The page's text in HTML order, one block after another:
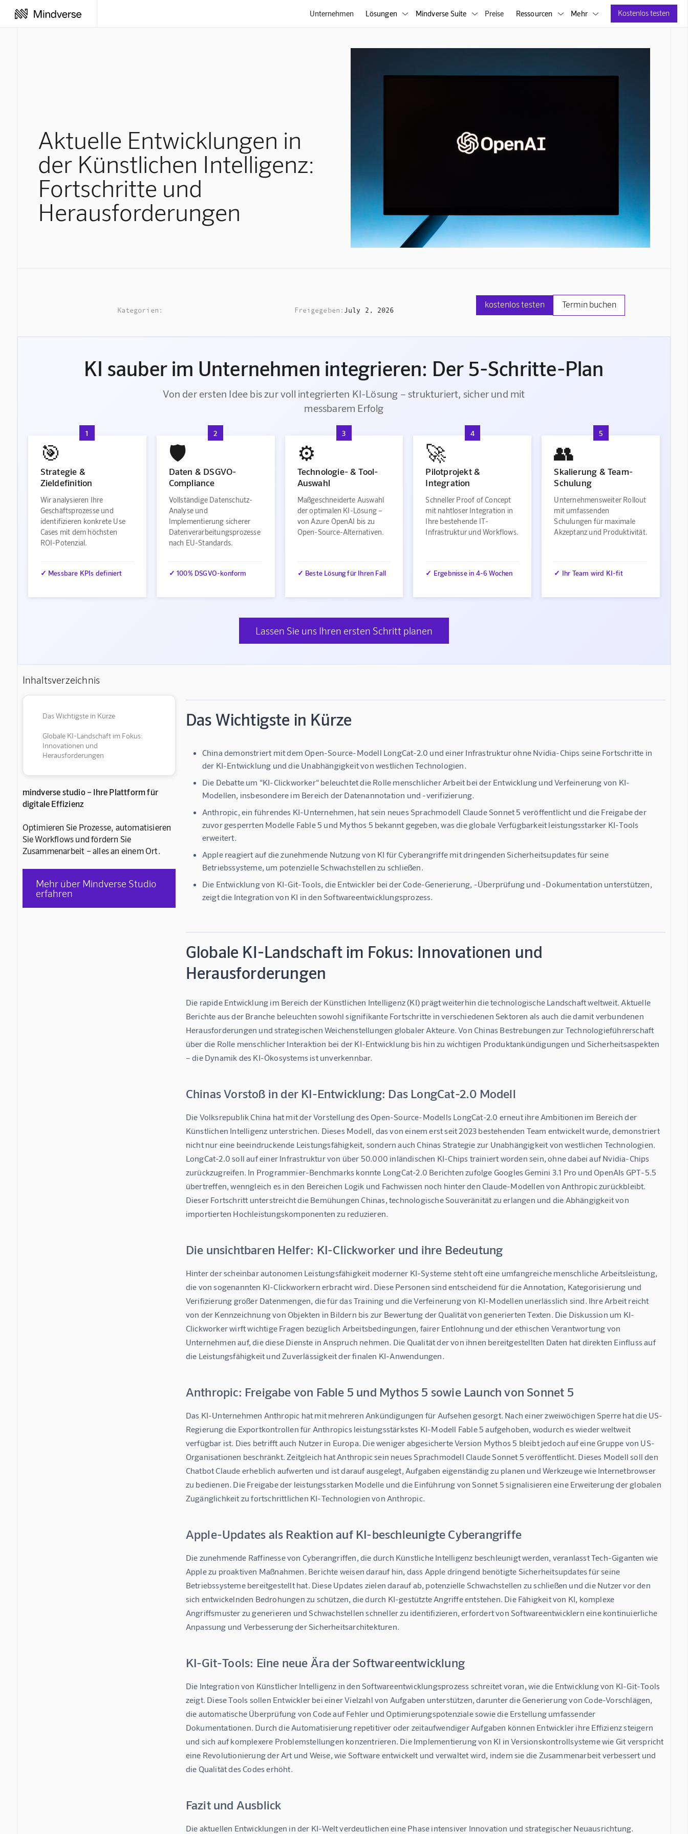
Unternehmen Lösungen  Mindverse Suite  Preise Ressourcen  Mehr  Kostenlos testen
Aktuelle Entwicklungen in
der Künstlichen Intelligenz:
Fortschritte und
Herausforderungen
Kategorien: Freigegeben: July 2, 2026
kostenlos testen Termin buchen
KI sauber im Unternehmen integrieren: Der 5-Schritte-Plan
Von der ersten Idee bis zur voll integrierten KI-Lösung – strukturiert, sicher und mit
messbarem Erfolg
1
🎯
Strategie &
Zieldefinition
Wir analysieren Ihre
Geschäftsprozesse und
identifizieren konkrete Use
Cases mit dem höchsten
ROI-Potenzial.
✓ Messbare KPIs definiert
2
🛡️
Daten & DSGVO-
Compliance
Vollständige Datenschutz-
Analyse und
Implementierung sicherer
Datenverarbeitungsprozesse
nach EU-Standards.
✓ 100% DSGVO-konform
3
⚙️
Technologie- & Tool-
Auswahl
Maßgeschneiderte Auswahl
der optimalen KI-Lösung –
von Azure OpenAI bis zu
Open-Source-Alternativen.
✓ Beste Lösung für Ihren Fall
4
🚀
Pilotprojekt &
Integration
Schneller Proof of Concept
mit nahtloser Integration in
Ihre bestehende IT-
Infrastruktur und Workflows.
✓ Ergebnisse in 4-6 Wochen
5
👥
Skalierung & Team-
Schulung
Unternehmensweiter Rollout
mit umfassenden
Schulungen für maximale
Akzeptanz und Produktivität.
✓ Ihr Team wird KI-fit
Lassen Sie uns Ihren ersten Schritt planen
Inhaltsverzeichnis
Das Wichtigste in Kürze
Globale KI-Landschaft im Fokus:
Innovationen und
Herausforderungen
mindverse studio – Ihre Plattform für
digitale Effizienz
Optimieren Sie Prozesse, automatisieren
Sie Workflows und fördern Sie
Zusammenarbeit – alles an einem Ort.
Mehr über Mindverse Studio
erfahren
Das Wichtigste in Kürze
China demonstriert mit dem Open-Source-Modell LongCat-2.0 und einer Infrastruktur ohne Nvidia-Chips seine Fortschritte in
der KI-Entwicklung und die Unabhängigkeit von westlichen Technologien.
Die Debatte um "KI-Clickworker" beleuchtet die Rolle menschlicher Arbeit bei der Entwicklung und Verfeinerung von KI-
Modellen, insbesondere im Bereich der Datenannotation und -verifizierung.
Anthropic, ein führendes KI-Unternehmen, hat sein neues Sprachmodell Claude Sonnet 5 veröffentlicht und die Freigabe der
zuvor gesperrten Modelle Fable 5 und Mythos 5 bekannt gegeben, was die globale Verfügbarkeit leistungsstarker KI-Tools
erweitert.
Apple reagiert auf die zunehmende Nutzung von KI für Cyberangriffe mit dringenden Sicherheitsupdates für seine
Betriebssysteme, um potenzielle Schwachstellen zu schließen.
Die Entwicklung von KI-Git-Tools, die Entwickler bei der Code-Generierung, -Überprüfung und -Dokumentation unterstützen,
zeigt die Integration von KI in den Softwareentwicklungsprozess.
Globale KI-Landschaft im Fokus: Innovationen und
Herausforderungen
Die rapide Entwicklung im Bereich der Künstlichen Intelligenz (KI) prägt weiterhin die technologische Landschaft weltweit. Aktuelle
Berichte aus der Branche beleuchten sowohl signifikante Fortschritte in verschiedenen Sektoren als auch die damit verbundenen
Herausforderungen und strategischen Weichenstellungen globaler Akteure. Von Chinas Bestrebungen zur Technologieführerschaft
über die Rolle menschlicher Interaktion bei der KI-Entwicklung bis hin zu wichtigen Produktankündigungen und Sicherheitsaspekten
– die Dynamik des KI-Ökosystems ist unverkennbar.
Chinas Vorstoß in der KI-Entwicklung: Das LongCat-2.0 Modell
Die Volksrepublik China hat mit der Vorstellung des Open-Source-Modells LongCat-2.0 erneut ihre Ambitionen im Bereich der
Künstlichen Intelligenz unterstrichen. Dieses Modell, das von einem erst seit 2023 bestehenden Team entwickelt wurde, demonstriert
nicht nur eine beeindruckende Leistungsfähigkeit, sondern auch Chinas Strategie zur Unabhängigkeit von westlichen Technologien.
LongCat-2.0 soll auf einer Infrastruktur von über 50.000 inländischen KI-Chips trainiert worden sein, ohne dabei auf Nvidia-Chips
zurückzugreifen. In Programmier-Benchmarks konnte LongCat-2.0 Berichten zufolge Googles Gemini 3.1 Pro und OpenAIs GPT-5.5
übertreffen, wenngleich es in den Bereichen Logik und Fachwissen noch hinter den Claude-Modellen von Anthropic zurückbleibt.
Dieser Fortschritt unterstreicht die Bemühungen Chinas, technologische Souveränität zu erlangen und die Abhängigkeit von
importierten Hochleistungskomponenten zu reduzieren.
Die unsichtbaren Helfer: KI-Clickworker und ihre Bedeutung
Hinter der scheinbar autonomen Leistungsfähigkeit moderner KI-Systeme steht oft eine umfangreiche menschliche Arbeitsleistung,
die von sogenannten KI-Clickworkern erbracht wird. Diese Personen sind entscheidend für die Annotation, Kategorisierung und
Verifizierung großer Datenmengen, die für das Training und die Verfeinerung von KI-Modellen unerlässlich sind. Ihre Arbeit reicht
von der Kennzeichnung von Objekten in Bildern bis zur Bewertung der Qualität von generierten Texten. Die Diskussion um KI-
Clickworker wirft wichtige Fragen bezüglich Arbeitsbedingungen, fairer Entlohnung und der ethischen Verantwortung von
Unternehmen auf, die diese Dienste in Anspruch nehmen. Die Qualität der von ihnen bereitgestellten Daten hat direkten Einfluss auf
die Leistungsfähigkeit und Zuverlässigkeit der finalen KI-Anwendungen.
Anthropic: Freigabe von Fable 5 und Mythos 5 sowie Launch von Sonnet 5
Das KI-Unternehmen Anthropic hat mit mehreren Ankündigungen für Aufsehen gesorgt. Nach einer zweiwöchigen Sperre hat die US-
Regierung die Exportkontrollen für Anthropics leistungsstärkstes KI-Modell Fable 5 aufgehoben, wodurch es wieder weltweit
verfügbar ist. Dies betrifft auch Nutzer in Europa. Die weniger abgesicherte Version Mythos 5 bleibt jedoch auf eine Gruppe von US-
Organisationen beschränkt. Zeitgleich hat Anthropic sein neues Sprachmodell Claude Sonnet 5 veröffentlicht. Dieses Modell soll den
Chatbot Claude erheblich aufwerten und ist darauf ausgelegt, Aufgaben eigenständig zu planen und Werkzeuge wie Internetbrowser
zu bedienen. Die Freigabe der leistungsstarken Modelle und die Einführung von Sonnet 5 signalisieren eine Erweiterung der globalen
Zugänglichkeit zu fortschrittlichen KI-Technologien von Anthropic.
Apple-Updates als Reaktion auf KI-beschleunigte Cyberangriffe
Die zunehmende Raffinesse von Cyberangriffen, die durch Künstliche Intelligenz beschleunigt werden, veranlasst Tech-Giganten wie
Apple zu proaktiven Maßnahmen. Berichte weisen darauf hin, dass Apple dringend benötigte Sicherheitsupdates für seine
Betriebssysteme bereitgestellt hat. Diese Updates zielen darauf ab, potenzielle Schwachstellen zu schließen und die Nutzer vor den
sich entwickelnden Bedrohungen zu schützen, die durch KI-gestützte Angriffe entstehen. Die Fähigkeit von KI, komplexe
Angriffsmuster zu generieren und Schwachstellen schneller zu identifizieren, erfordert von Softwareentwicklern eine kontinuierliche
Anpassung und Verbesserung der Sicherheitsarchitekturen.
KI-Git-Tools: Eine neue Ära der Softwareentwicklung
Die Integration von Künstlicher Intelligenz in den Softwareentwicklungsprozess schreitet voran, wie die Entwicklung von KI-Git-Tools
zeigt. Diese Tools sollen Entwickler bei einer Vielzahl von Aufgaben unterstützen, darunter die Generierung von Code-Vorschlägen,
die automatische Überprüfung von Code auf Fehler und Optimierungspotenziale sowie die Erstellung umfassender
Dokumentationen. Durch die Automatisierung repetitiver oder zeitaufwendiger Aufgaben können Entwickler ihre Effizienz steigern
und sich auf komplexere Problemstellungen konzentrieren. Die Implementierung von KI in Versionskontrollsysteme wie Git verspricht
eine Revolutionierung der Art und Weise, wie Software entwickelt und verwaltet wird, indem sie die Zusammenarbeit verbessert und
die Qualität des Codes erhöht.
Fazit und Ausblick
Die aktuellen Entwicklungen in der KI-Welt verdeutlichen eine Phase intensiver Innovation und strategischer Neuausrichtung.